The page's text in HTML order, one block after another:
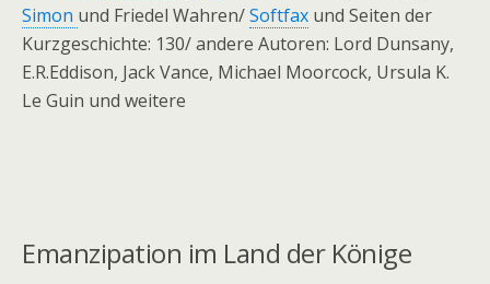
Simon und Friedel Wahren/Softfax und Seiten der
Kurzgeschichte: 130/ andere Autoren: Lord Dunsany,
E.R.Eddison, Jack Vance, Michael Moorcock, Ursula K.
Le Guin und weitere
Emanzipation im Land der Könige